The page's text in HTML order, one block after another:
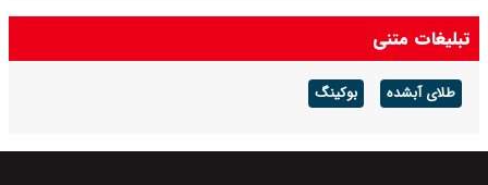
تبلیغات متنی
طلای آبشده بوکینگ